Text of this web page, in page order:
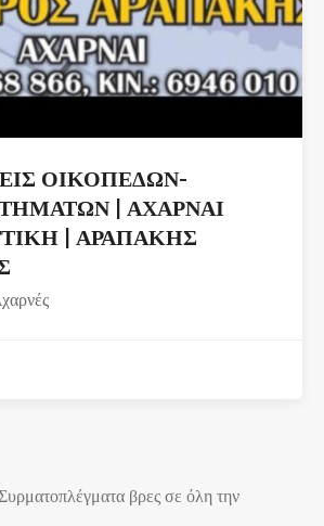
ΟΙΚΟΠΕΔΩΝ-
| ΑΧΑΡΝΑΙ
| ΑΡΑΠΑΚΗΣ
βρες σε όλη την